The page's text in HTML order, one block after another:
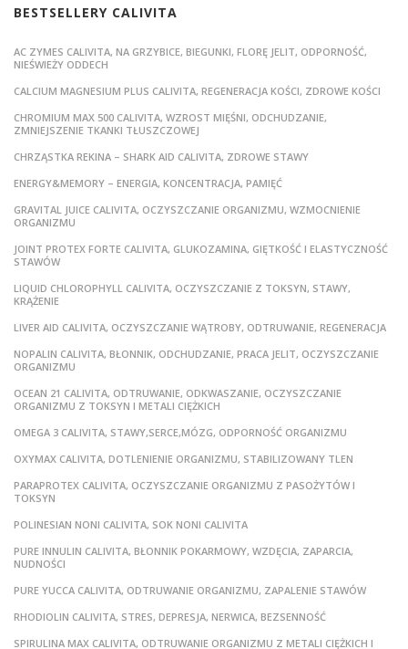
BESTSELLERY CALIVITA
AC ZYMES CALIVITA, NA GRZYBICE, BIEGUNKI, FLORĘ JELIT, ODPORNOŚĆ,
NIEŚWIEŻY ODDECH
CALCIUM MAGNESIUM PLUS CALIVITA, REGENERACJA KOŚCI, ZDROWE KOŚCI
CHROMIUM MAX 500 CALIVITA, WZROST MIĘŚNI, ODCHUDZANIE,
ZMNIEJSZENIE TKANKI TŁUSZCZOWEJ
CHRZĄSTKA REKINA – SHARK AID CALIVITA, ZDROWE STAWY
ENERGY&MEMORY – ENERGIA, KONCENTRACJA, PAMIĘĆ
GRAVITAL JUICE CALIVITA, OCZYSZCZANIE ORGANIZMU, WZMOCNIENIE
ORGANIZMU
JOINT PROTEX FORTE CALIVITA, GLUKOZAMINA, GIĘTKOŚĆ I ELASTYCZNOŚĆ
STAWÓW
LIQUID CHLOROPHYLL CALIVITA, OCZYSZCZANIE Z TOKSYN, STAWY,
KRĄŻENIE
LIVER AID CALIVITA, OCZYSZCZANIE WĄTROBY, ODTRUWANIE, REGENERACJA
NOPALIN CALIVITA, BŁONNIK, ODCHUDZANIE, PRACA JELIT, OCZYSZCZANIE
ORGANIZMU
OCEAN 21 CALIVITA, ODTRUWANIE, ODKWASZANIE, OCZYSZCZANIE
ORGANIZMU Z TOKSYN I METALI CIĘŻKICH
OMEGA 3 CALIVITA, STAWY,SERCE,MÓZG, ODPORNOŚĆ ORGANIZMU
OXYMAX CALIVITA, DOTLENIENIE ORGANIZMU, STABILIZOWANY TLEN
PARAPROTEX CALIVITA, OCZYSZCZANIE ORGANIZMU Z PASOŻYTÓW I
TOKSYN
POLINESIAN NONI CALIVITA, SOK NONI CALIVITA
PURE INNULIN CALIVITA, BŁONNIK POKARMOWY, WZDĘCIA, ZAPARCIA,
NUDNOŚCI
PURE YUCCA CALIVITA, ODTRUWANIE ORGANIZMU, ZAPALENIE STAWÓW
RHODIOLIN CALIVITA, STRES, DEPRESJA, NERWICA, BEZSENNOŚĆ
SPIRULINA MAX CALIVITA, ODTRUWANIE ORGANIZMU Z METALI CIĘŻKICH I